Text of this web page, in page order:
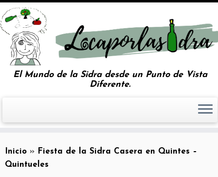
El Mundo de la Sidra desde un Punto de Vista
Diferente.
Inicio » Fiesta de la Sidra Casera en Quintes –
Quintueles